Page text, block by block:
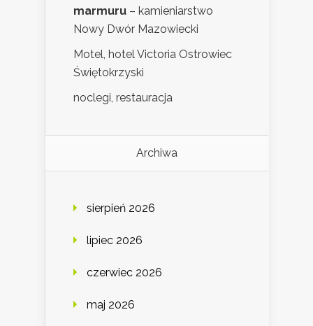
marmuru – kamieniarstwo
Nowy Dwór Mazowiecki
Motel, hotel Victoria Ostrowiec
Świętokrzyski
noclegi, restauracja
Archiwa
sierpień 2026
lipiec 2026
czerwiec 2026
maj 2026